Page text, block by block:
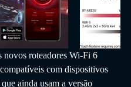
novos roteadores Wi-Fi 6
com dispositivos
ainda usam a versão